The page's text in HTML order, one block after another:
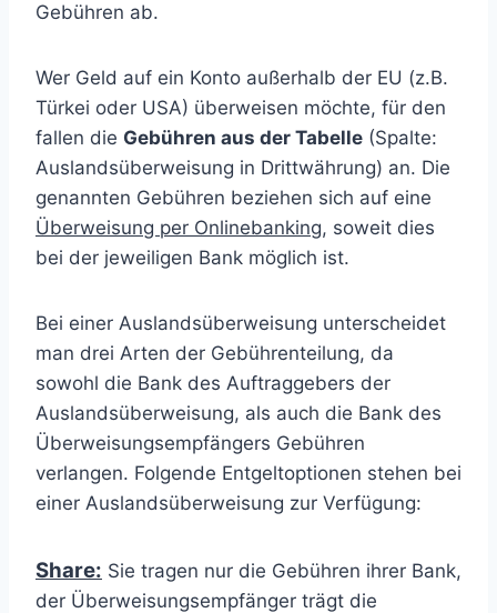
Gebühren ab.
Wer Geld auf ein Konto außerhalb der EU (z.B.
Türkei oder USA) überweisen möchte, für den
fallen die Gebühren aus der Tabelle (Spalte:
Auslandsüberweisung in Drittwährung) an. Die
genannten Gebühren beziehen sich auf eine
Überweisung per Onlinebanking, soweit dies
bei der jeweiligen Bank möglich ist.
Bei einer Auslandsüberweisung unterscheidet
man drei Arten der Gebührenteilung, da
sowohl die Bank des Auftraggebers der
Auslandsüberweisung, als auch die Bank des
Überweisungsempfängers Gebühren
verlangen. Folgende Entgeltoptionen stehen bei
einer Auslandsüberweisung zur Verfügung:
Share: Sie tragen nur die Gebühren ihrer Bank,
der Überweisungsempfänger trägt die